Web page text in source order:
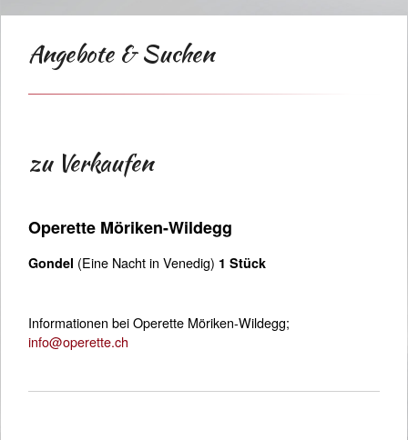
Angebote & Suchen
zu Verkaufen
Operette Möriken-Wildegg
Gondel (Eine Nacht in Venedig) 1 Stück
Informationen bei Operette Möriken-Wildegg;
info@operette.ch